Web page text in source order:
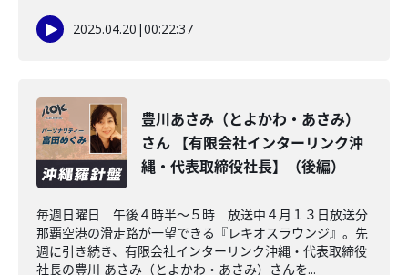
2025.04.20 |00:22:37
豊川あさみ（とよかわ・あさみ）
さん 【有限会社インターリンク沖
縄・代表取締役社長】（後編）
毎週日曜日 午後４時半～５時 放送中４月１３日放送分
那覇空港の滑走路が一望できる『レキオスラウンジ』。先
週に引き続き、有限会社インターリンク沖縄・代表取締役
社長の豊川 あさみ（とよかわ・あさみ）さんを...